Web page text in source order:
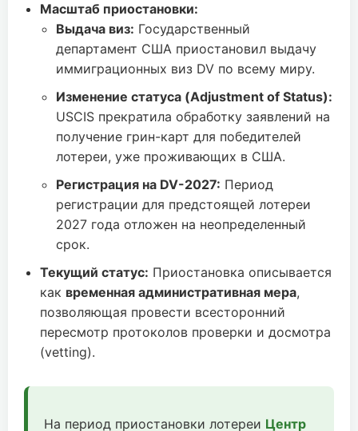
Масштаб приостановки:
Выдача виз: Государственный
департамент США приостановил выдачу
иммиграционных виз DV по всему миру.
Изменение статуса (Adjustment of Status):
USCIS прекратила обработку заявлений на
получение грин-карт для победителей
лотереи, уже проживающих в США.
Регистрация на DV-2027: Период
регистрации для предстоящей лотереи
2027 года отложен на неопределенный
срок.
Текущий статус: Приостановка описывается
как временная административная мера,
позволяющая провести всесторонний
пересмотр протоколов проверки и досмотра
(vetting).
На период приостановки лотереи Центр